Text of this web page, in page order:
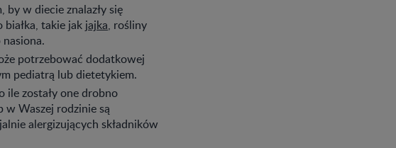
w diecie znalazły się
takie jak jajka, rośliny
potrzebować dodatkowej
pediatrą lub dietetykiem.
ile zostały one drobno
w Waszej rodzinie są
alergizujących składników